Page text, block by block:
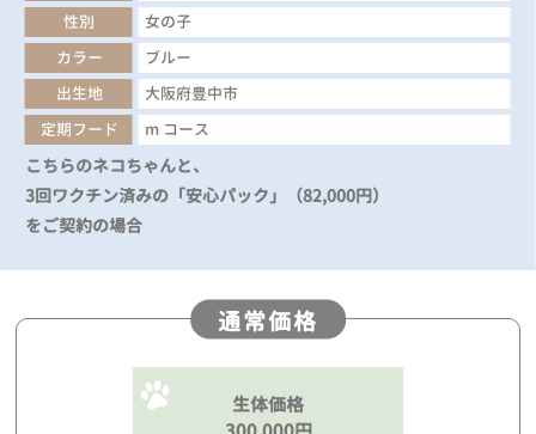
性別
女の子
カラー
ブルー
出生地
大阪府豊中市
定期フード
m コース
こちらのネコちゃんと、
3回ワクチン済みの「安心パック」（82,000円）
をご契約の場合
通常価格
生体価格